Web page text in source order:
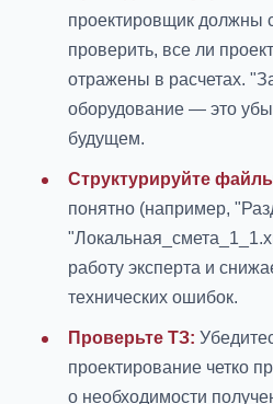
проектировщик должны
проверить, все ли
отражены в расчетах.
оборудование — это
будущем.
Структурируйте
понятно (например,
работу эксперта и
технических ошибок.
Проверьте ТЗ:
проектирование четко
о необходимости